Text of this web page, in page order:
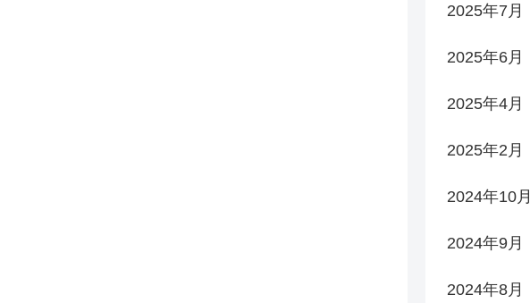
2025年7月
2025年6月
2025年4月
2025年2月
2024年10月
2024年9月
2024年8月